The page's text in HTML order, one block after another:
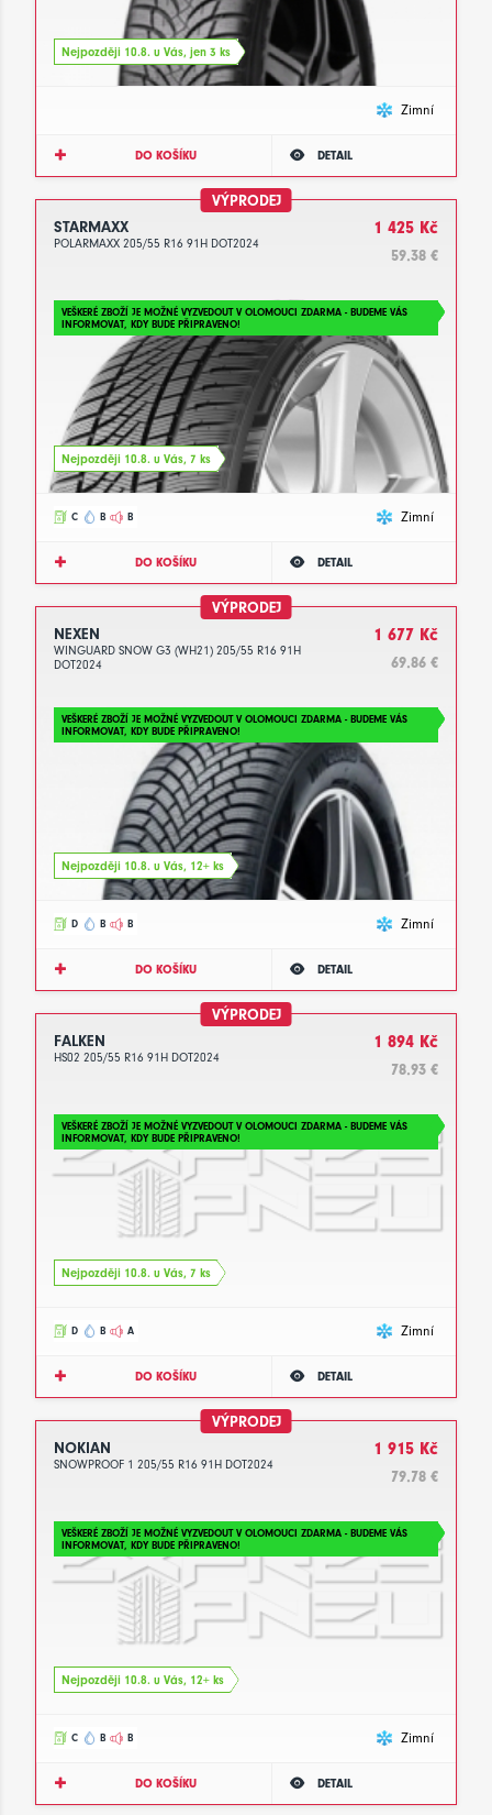
Nejpozději 10.8. u Vás, jen 3 ks
Zimní
DO KOŠÍKU DETAIL
VÝPRODEJ
STARMAXX
POLARMAXX 205/55 R16 91H DOT2024
1 425 Kč
59.38 €
VEŠKERÉ ZBOŽÍ JE MOŽNÉ VYZVEDOUT V OLOMOUCI ZDARMA - BUDEME VÁS
INFORMOVAT, KDY BUDE PŘIPRAVENO!
Nejpozději 10.8. u Vás, 7 ks
C B B Zimní
DO KOŠÍKU DETAIL
VÝPRODEJ
NEXEN
WINGUARD SNOW G3 (WH21) 205/55 R16 91H
DOT2024
1 677 Kč
69.86 €
VEŠKERÉ ZBOŽÍ JE MOŽNÉ VYZVEDOUT V OLOMOUCI ZDARMA - BUDEME VÁS
INFORMOVAT, KDY BUDE PŘIPRAVENO!
Nejpozději 10.8. u Vás, 12+ ks
D B B Zimní
DO KOŠÍKU DETAIL
VÝPRODEJ
FALKEN
HS02 205/55 R16 91H DOT2024
1 894 Kč
78.93 €
VEŠKERÉ ZBOŽÍ JE MOŽNÉ VYZVEDOUT V OLOMOUCI ZDARMA - BUDEME VÁS
INFORMOVAT, KDY BUDE PŘIPRAVENO!
Nejpozději 10.8. u Vás, 7 ks
D B A Zimní
DO KOŠÍKU DETAIL
VÝPRODEJ
NOKIAN
SNOWPROOF 1 205/55 R16 91H DOT2024
1 915 Kč
79.78 €
VEŠKERÉ ZBOŽÍ JE MOŽNÉ VYZVEDOUT V OLOMOUCI ZDARMA - BUDEME VÁS
INFORMOVAT, KDY BUDE PŘIPRAVENO!
Nejpozději 10.8. u Vás, 12+ ks
C B B Zimní
DO KOŠÍKU DETAIL